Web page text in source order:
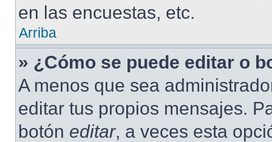
en las encuestas, etc.
Arriba
» ¿Cómo se puede editar o
A menos que sea
editar tus propios mensajes.
botón editar, a veces esta